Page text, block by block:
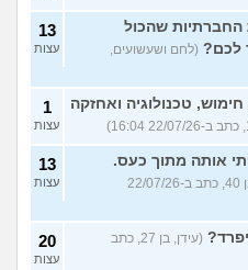
שהכול
לכם? (לחם ושעשועים,
13
עצות
טכנולוגיה ואחזקה
1
עצות
אותה מתוך כעס.
(אלכס, שם בדוי, בן 40, כתב ב-22/07/26
13
עצות
(עידן, בן 27, כתב
20
עצות